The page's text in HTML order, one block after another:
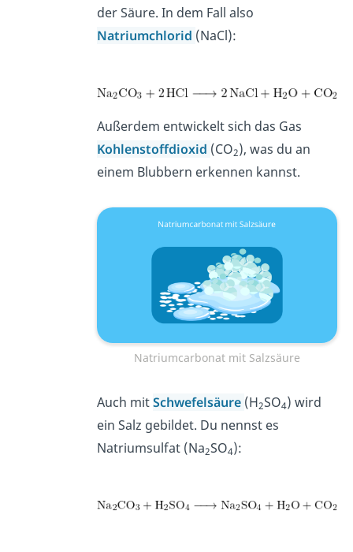
der Säure. In dem Fall also
Natriumchlorid (NaCl):
Außerdem entwickelt sich das Gas
Kohlenstoffdioxid (CO2), was du an
einem Blubbern erkennen kannst.
Natriumcarbonat mit Salzsäure
Auch mitSchwefelsäure (H2SO4) wird
ein Salz gebildet. Du nennst es
Natriumsulfat (Na2SO4):